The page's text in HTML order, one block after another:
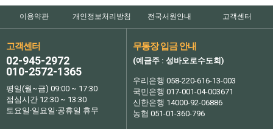
이용약관 개인정보처리방침 전국서원안내 고객센터
고객센터
02-945-2972
010-2572-1365
평일(월~금) 09:00 ~ 17:30
점심시간 12:30 ~ 13:30
토요일·일요일·공휴일 휴무
무통장 입금 안내
(예금주 : 성바오로수도회)
우리은행 058-220-616-13-003
국민은행 017-001-04-003671
신한은행 14000-92-06886
농협 051-01-360-796